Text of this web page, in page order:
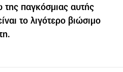
παγκόσμιας αυτής
το λιγότερο βιώσιμο